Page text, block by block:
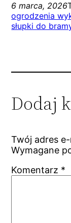
6 marca, 2026
ogrodzenia
słupki do
Dodaj
Twój adres
Wymagane
Komentarz *